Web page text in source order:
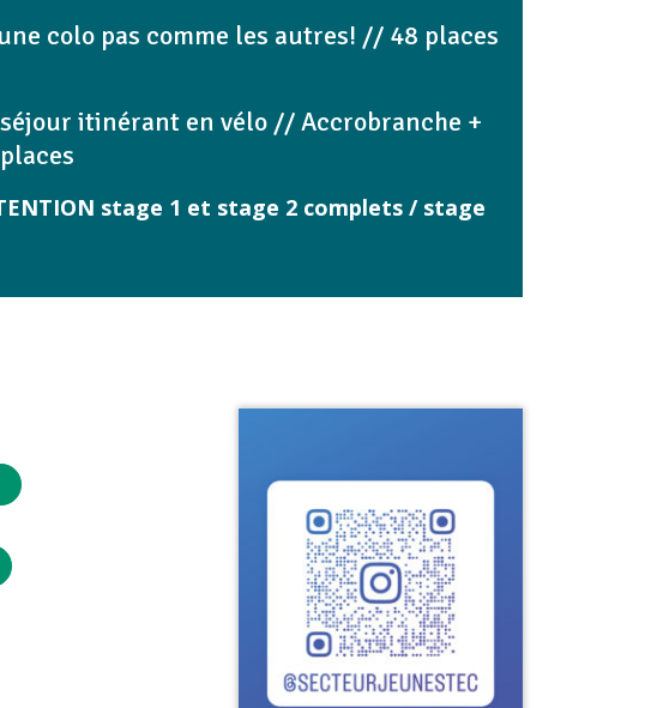
colo pas comme les autres! // 48 places
itinérant en vélo // Accrobranche +
stage 1 et stage 2 complets/ stage